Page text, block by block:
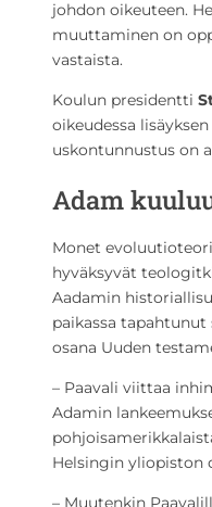
johdon oikeuteen.
muuttaminen on
vastaista.
Koulun presidentti
oikeudessa
uskontunnustus on
Adam
Monet
hyväksyvät
Aadamin
paikassa
osana Uuden
– Paavali viittaa
Adamin
Helsingin yliopiston
– Muutenkin